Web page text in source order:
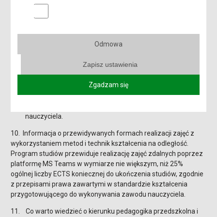
Instytucje opieki, wychowania i pomocy rodzinie.
Umiejętności interpersonalne.
Kompetencje
nauczyciela.
10. Informacja o przewidywanych formach realizacji zajęć z
wykorzystaniem metod i technik kształcenia na odległość.
Program studiów przewiduje realizację zajęć zdalnych poprzez
platformę MS Teams w wymiarze nie większym, niż 25%
ogólnej liczby ECTS koniecznej do ukończenia studiów, zgodnie
z przepisami prawa zawartymi w standardzie kształcenia
przygotowującego do wykonywania zawodu nauczyciela.
11. Co warto wiedzieć o kierunku pedagogika przedszkolna i
Marketingowe pliki cookies
Odmowa
Zapisz ustawienia
Zgadzam się